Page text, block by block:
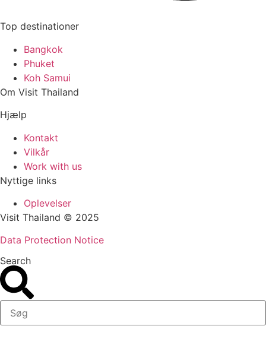
Top destinationer
Bangkok
Phuket
Koh Samui
Om Visit Thailand
Hjælp
Kontakt
Vilkår
Work with us
Nyttige links
Oplevelser
Visit Thailand © 2025
Data Protection Notice
Search